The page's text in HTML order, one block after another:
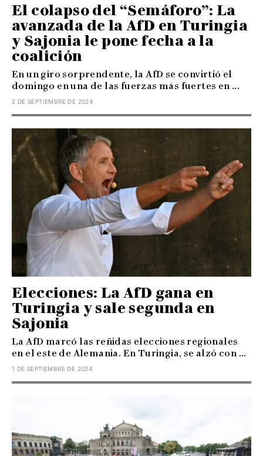
El colapso del “Semáforo”: La
avanzada de la AfD en Turingia
y Sajonia le pone fecha a la
coalición
En un giro sorprendente, la AfD se convirtió el
domingo en una de las fuerzas más fuertes en ...
2 DE SEPTIEMBRE DE 2024
Elecciones: La AfD gana en
Turingia y sale segunda en
Sajonia
La AfD marcó las reñidas elecciones regionales
en el este de Alemania. En Turingia, se alzó con ...
1 DE SEPTIEMBRE DE 2024